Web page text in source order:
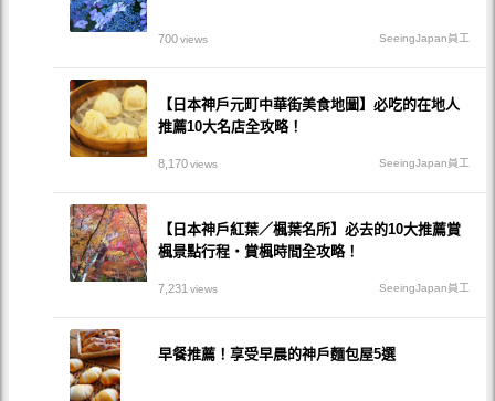
700views SeeingJapan員工
【日本神戶元町中華街美食地圖】必吃的在地人
推薦10大名店全攻略！
8,170views SeeingJapan員工
【日本神戶紅葉／楓葉名所】必去的10大推薦賞
楓景點行程・賞楓時間全攻略！
7,231views SeeingJapan員工
早餐推薦！享受早晨的神戶麵包屋5選